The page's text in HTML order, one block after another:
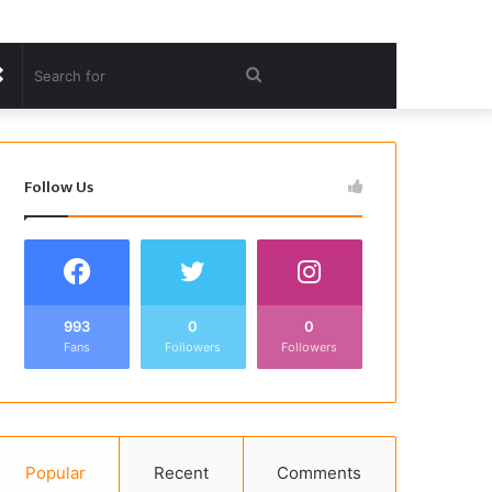
Search
for
Random
Article
Follow Us
993
Fans
0
Followers
0
Followers
Popular Recent Comments